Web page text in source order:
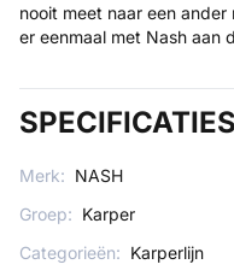
nooit meet naar een
er eenmaal met Nash aan
SPECIFICATIES
Merk: NASH
Groep: Karper
Categorieën: Karperlijn